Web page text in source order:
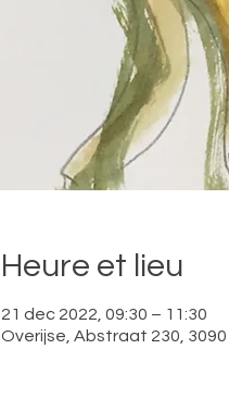
Heure et lieu
21 dec 2022, 09:30 – 11:30
Overijse, Abstraat 230,